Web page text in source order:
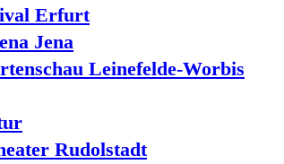
Erfurt
Jena
Leinefelde-Worbis
Rudolstadt